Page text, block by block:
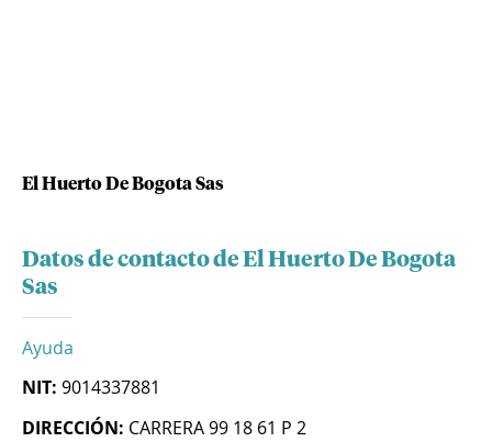
El Huerto De Bogota Sas
Datos de contacto de El Huerto De Bogota
Sas
Ayuda
NIT: 9014337881
DIRECCIÓN: CARRERA 99 18 61 P 2